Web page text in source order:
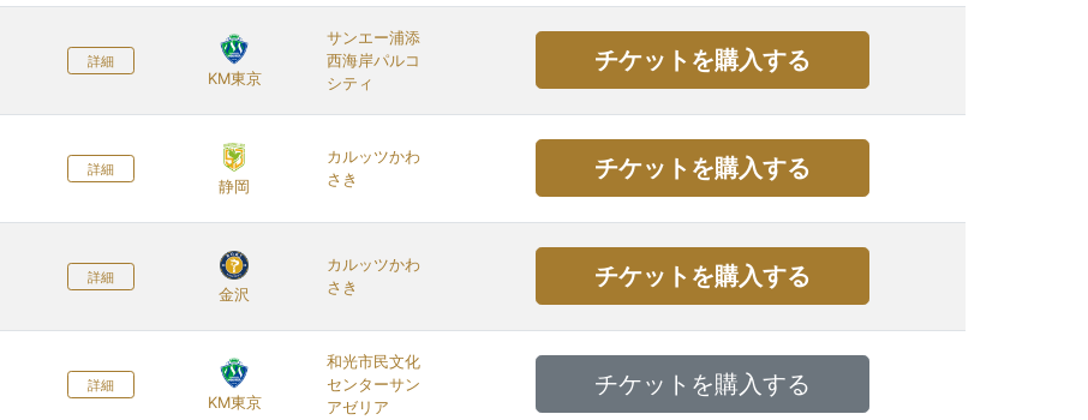
詳細
KM東京
サンエー浦添
西海岸パルコ
シティ
チケットを購入する
詳細
静岡
カルッツかわ
さき
チケットを購入する
詳細
金沢
カルッツかわ
さき
チケットを購入する
詳細
KM東京
和光市民文化
センターサン
アゼリア
チケットを購入する